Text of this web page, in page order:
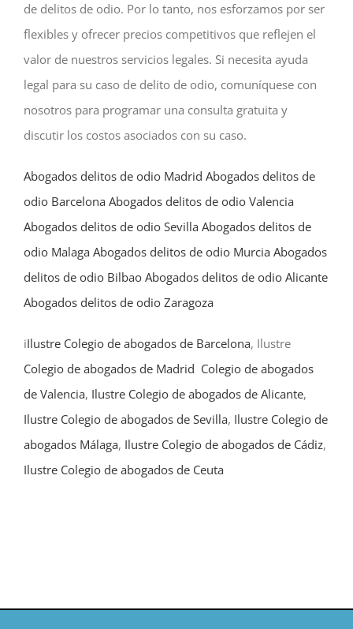
de delitos de odio. Por lo tanto, nos esforzamos por ser
flexibles y ofrecer precios competitivos que reflejen el
valor de nuestros servicios legales. Si necesita ayuda
legal para su caso de delito de odio, comuníquese con
nosotros para programar una consulta gratuita y
discutir los costos asociados con su caso.
Abogados delitos de odio Madrid Abogados delitos de
odio Barcelona Abogados delitos de odio Valencia
Abogados delitos de odio Sevilla Abogados delitos de
odio Malaga Abogados delitos de odio Murcia Abogados
delitos de odio Bilbao Abogados delitos de odio Alicante
Abogados delitos de odio Zaragoza
iIlustre Colegio de abogados de Barcelona, Ilustre
Colegio de abogados de Madrid Colegio de abogados
de Valencia, Ilustre Colegio de abogados de Alicante,
Ilustre Colegio de abogados de Sevilla, Ilustre Colegio de
abogados Málaga, Ilustre Colegio de abogados de Cádiz,
Ilustre Colegio de abogados de Ceuta